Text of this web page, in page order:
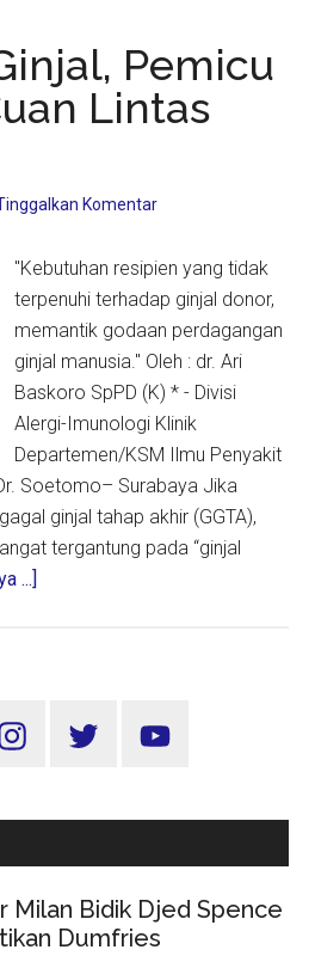
Pemicu
Lintas
Komentar
"Kebutuhan resipien yang tidak
terpenuhi terhadap ginjal donor,
memantik godaan perdagangan
ginjal manusia." Oleh : dr. Ari
Baskoro SpPD (K) * - Divisi
Alergi-Imunologi Klinik
Departemen/KSM Ilmu Penyakit
Soetomo– Surabaya Jika
ginjal tahap akhir (GGTA),
tergantung pada “ginjal
...]
Godaan
Negara
Milan Bidik Djed Spence
Dumfries